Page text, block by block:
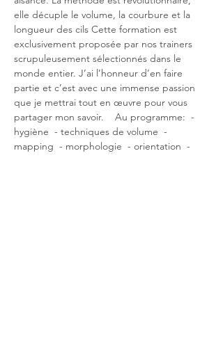
elle décuple le volume, la courbure et la
longueur des cils Cette formation est
exclusivement proposée par nos trainers
scrupuleusement sélectionnés dans le
monde entier. J’ai l’honneur d’en faire
partie et c’est avec une immense passion
que je mettrai tout en œuvre pour vous
partager mon savoir.    Au programme:  -
hygiène  - techniques de volume  -
mapping  - morphologie  - orientation  -